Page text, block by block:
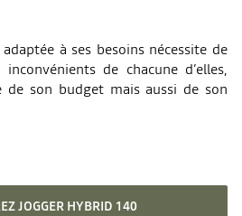
à ses besoins nécessite de
de chacune d’elles,
son budget mais aussi de son
JOGGER HYBRID 140